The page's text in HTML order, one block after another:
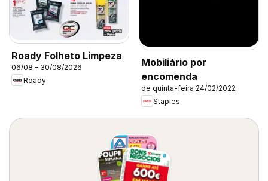
Roady Folheto Limpeza
06/08 - 30/08/2026
Roady
Mobiliário por
encomenda
de quinta-feira 24/02/2022
Staples